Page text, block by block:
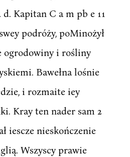
Kapitan C a m pb e 11
podróży, poMinożył
ogrodowiny i rośliny
Bawełna lośnie
i rozmaite iey
Kray ten nader sam 2
iescze nieskończenie
Wszyscy prawie